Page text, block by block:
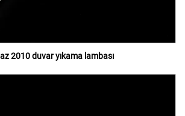
2010 duvar yıkama lambası